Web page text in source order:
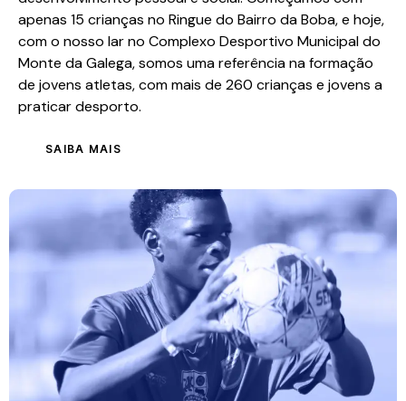
apenas 15 crianças no Ringue do Bairro da Boba, e hoje,
com o nosso lar no Complexo Desportivo Municipal do
Monte da Galega, somos uma referência na formação
de jovens atletas, com mais de 260 crianças e jovens a
praticar desporto.
SAIBA MAIS